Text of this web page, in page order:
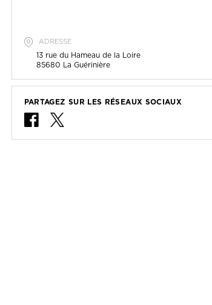
ADRESSE
13 rue du Hameau de la Loire
85680 La Guérinière
PARTAGEZ SUR LES RÉSEAUX SOCIAUX